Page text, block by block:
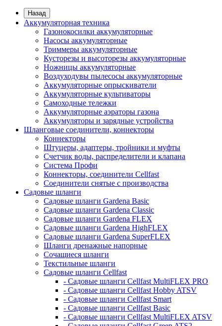
Назад
Аккумуляторная техника
Газонокосилки аккумуляторные
Насосы аккумуляторные
Триммеры аккумуляторные
Кусторезы и высоторезы аккумуляторные
Ножницы аккумуляторные
Воздуходувы пылесосы аккумуляторные
Аккумуляторные опрыскиватели
Аккумуляторные культиваторы
Самоходные тележки
Аккумуляторные аэраторы газона
Аккумуляторы и зарядные устройства
Шланговые соединители, коннекторы
Коннекторы
Штуцеры, адаптеры, тройники и муфты
Счетчик воды, распределители и клапана
Система Профи
Коннекторы, соединители Cellfast
Соединители снятые с производства
Садовые шланги
Садовые шланги Gardena Basic
Садовые шланги Gardena Classic
Садовые шланги Gardena FLEX
Садовые шланги Gardena HighFLEX
Садовые шланги Gardena SuperFLEX
Шланги дренажные напорные
Сочащиеся шланги
Текстильные шланги
Садовые шланги Cellfast
- Садовые шланги Cellfast MultiFLEX PRO
- Садовые шланги Cellfast Hobby ATSV
- Садовые шланги Cellfast Smart
- Садовые шланги Cellfast Basic
- Садовые шланги Cellfast MultiFLEX ATSV